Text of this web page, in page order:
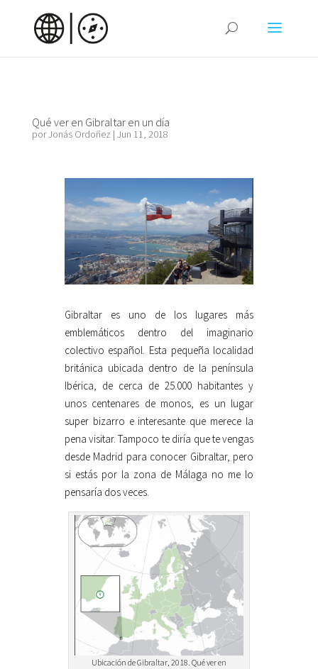
Qué ver en Gibraltar en un día
porJonás Ordoñez | Jun 11, 2018
Gibraltar es uno de los lugares más
emblemáticos dentro del imaginario
colectivo español. Esta pequeña localidad
británica ubicada dentro de la península
Ibérica, de cerca de 25.000 habitantes y
unos centenares de monos, es un lugar
super bizarro e interesante que merece la
pena visitar. Tampoco te diría que te vengas
desde Madrid para conocer Gibraltar, pero
si estás por la zona de Málaga no me lo
pensaría dos veces.
Ubicación de Gibraltar, 2018. Qué ver en